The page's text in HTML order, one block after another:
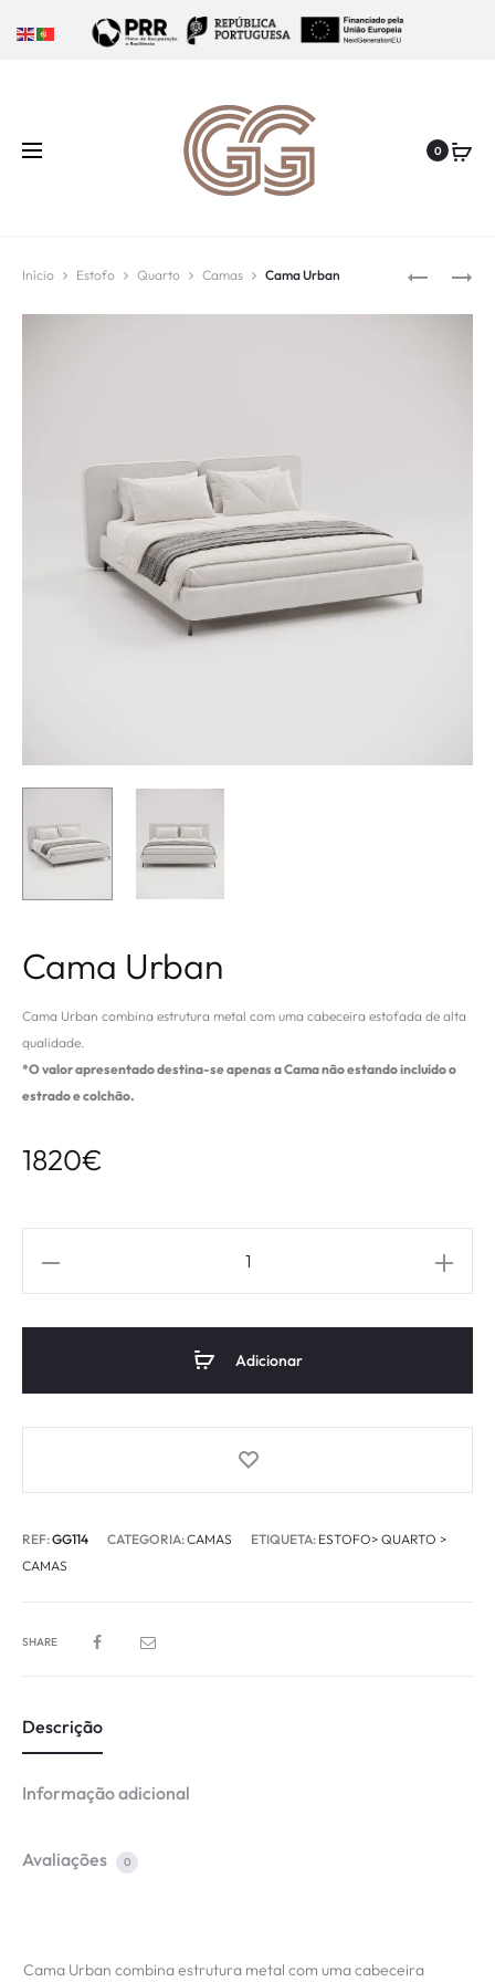
0
Início Estofo Quarto Camas Cama Urban
Cama Urban
Cama Urban combina estrutura metal com uma cabeceira estofada de alta
qualidade.
*O valor apresentado destina-se apenas a Cama não estando incluído o
estrado e colchão.
1820€
Adicionar
REF:GG114 CATEGORIA:CAMAS ETIQUETA: ESTOFO> QUARTO >
CAMAS
SHARE
Descrição
Informação adicional
Avaliações 0
Cama Urban combina estrutura metal com uma cabeceira